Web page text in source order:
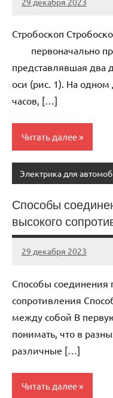
autotravel03
Нет
Стробоскоп
первоначально
представлявшая два
оси (рис. 1). На
часов, […]
Читать далее
Электрика для
Способы
высокого
29 декабря 2023
autotravel03
Нет
Способы соединения
сопротивления
между собой В
понимать, что в
различные […]
Читать далее